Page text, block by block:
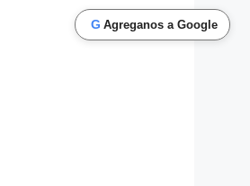
G Agreganos a Google